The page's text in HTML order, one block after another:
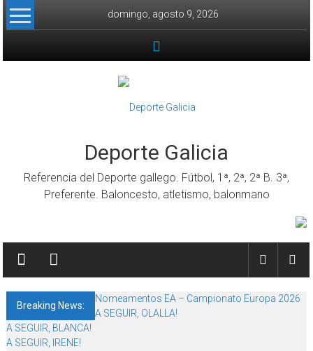
Skip to content
domingo, agosto 9, 2026
Deporte Galicia
Referencia del Deporte gallego. Fútbol, 1ª, 2ª, 2ª B. 3ª,
Preferente. Baloncesto, atletismo, balonmano
Breaking News:
Nomeamentos EA – Campionato Europa 2026
A SEGUIR, OLALLA!
A SEGUIR, BLANCA!
A SEGUIR, IRENE!